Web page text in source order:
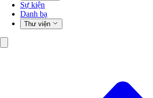
Sự kiện
Danh bạ
Thư viện